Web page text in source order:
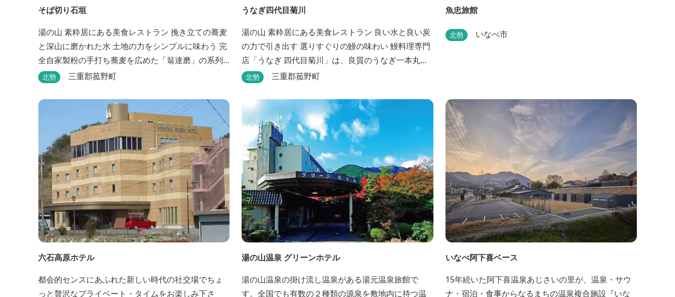
そば切り石垣
湯の山 素粋居にある美食レストラン 挽き立ての蕎麦
と深山に磨かれた水 土地の力をシンプルに味わう 完
全自家製粉の手打ち蕎麦を広めた「翁達磨」の系列
で、ミシュラン1つ星の「なにわ翁」で研鑽を積んだ
完全自家製粉による二八蕎麦を踏襲し、蕎麦と酒を
シンプルに楽しむ店を実現しました。国産蕎麦の香
りを存分に引き出す、湯の山温泉の天然の水の力...
北勢 三重郡菰野町
うなぎ四代目菊川
湯の山 素粋居にある美食レストラン 良い水と良い炭
の力で引き出す 選りすぐりの鰻の味わい 鰻料理専門
店「うなぎ 四代目菊川」は、良質のうなぎ一本丸ご
とを蒲焼にした「一本うなぎ」で知られます。大き
げても身質がフワッとやわらかい、贅沢な食感を実
現。 鮮度抜群の鰻を毎日捌き、良質の炭で焼き立て
を供します。素材から炭まで、鰻の美味しさを熟...
北勢 三重郡菰野町
魚忠旅館
北勢 いなべ市
六石高原ホテル
都会的センスにあふれた新しい時代の社交場でちょ
っと贅沢なプライベート・タイムをお楽しみ下さ
湯の山温泉 グリーンホテル
湯の山温泉の掛け流し温泉がある湯元温泉旅館で
す。全国でも有数の２種類の源泉を敷地内に持つ温
いなべ阿下喜ベース
15年続いた阿下喜温泉あじさいの里が、温泉・サウ
ナ・宿泊・食事からなるまちの温泉複合施設『いな